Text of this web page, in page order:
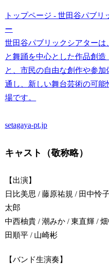
トップページ - 世田谷パブリ
ー
世田谷パブリックシアターは
と舞踊を中心とした作品創造
と、市民の自由な創作や参加
通し、新しい舞台芸術の可能
場です。
setagaya-pt.jp
キャスト（敬称略）
【出演】
日比美思 / 藤原祐規 / 田中怜
太郎
中西柚貴 / 潮みか / 東直輝 /
田順平 / 山崎彬
【バンド生演奏】